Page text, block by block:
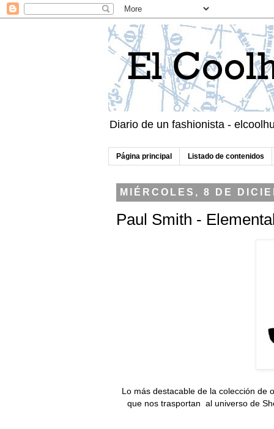
Diario de un fashionista -
Página principal Listado de contenidos
MIÉRCOLES, 8 DE
Paul Smith -
Lo más destacable de la colección de
que nos trasportan al universo de